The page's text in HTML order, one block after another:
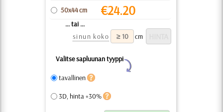
50x44 cm €24.20
... tai ...
sinun koko
cm
Valitse sapluunan tyyppi
Y
tavallinen
3D, hinta +30%